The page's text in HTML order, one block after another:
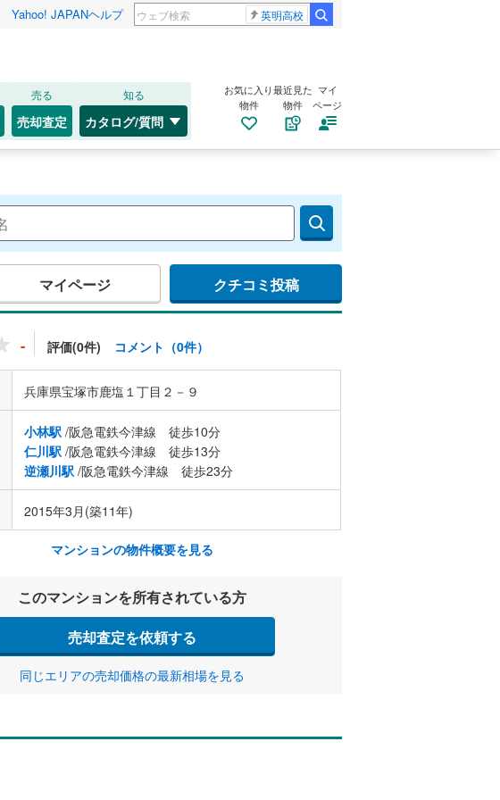
Yahoo! JAPANヘルプ 英明高校
売る
売却査定
知る
カタログ/質問
お気に入り
物件
最近見た
物件
マイ
ページ
マイページ クチコミ投稿
- 評価(0件) コメント（0件）
兵庫県宝塚市鹿塩１丁目２－９
小林駅 /阪急電鉄今津線 徒歩10分
仁川駅 /阪急電鉄今津線 徒歩13分
逆瀬川駅 /阪急電鉄今津線 徒歩23分
2015年3月(築11年)
マンションの物件概要を見る
このマンションを所有されている方
売却査定を依頼する
同じエリアの売却価格の最新相場を見る